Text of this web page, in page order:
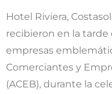
Hotel Riviera,
recibieron en la
empresas
Comerciantes y
(ACEB), durante la